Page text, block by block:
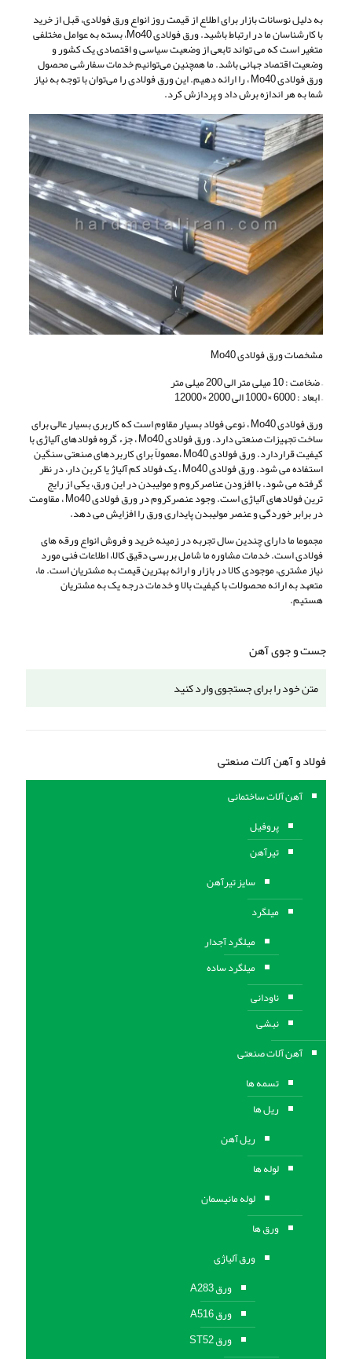
به دلیل نوسانات بازار برای اطلاع از قیمت روز انواع ورق فولادی، قبل از خرید
با کارشناسان ما در ارتباط باشید. ورق فولادی Mo40، بسته به عوامل مختلفی
متغیر است که می تواند تابعی از وضعیت سیاسی و اقتصادی یک کشور و
وضعیت اقتصاد جهانی باشد. ما همچنین می‌توانیم خدمات سفارشی محصول
ورق فولادی Mo40 ، را ارائه دهیم. این ورق فولادی را می‌توان با توجه به نیاز
شما به هر اندازه برش داد و پردازش کرد.
مشخصات ورق فولادی Mo40
– ضخامت : 10 میلی متر الی 200 میلی متر
– ابعاد : 6000 ×1000 الی 2000 ×12000
ورق فولادی Mo40 ، نوعی فولاد بسیار مقاوم است که کاربری بسیار عالی برای
ساخت تجهیزات صنعتی دارد. ورق فولادی Mo40 ، جزء گروه فولادهای آلیاژی با
کیفیت قراردارد. ورق فولادی Mo40 ،معمولاً برای کاربردهای صنعتی سنگین
استفاده می شود. ورق فولادی Mo40 ، یک فولاد کم آلیاژ یا کربن دار، در نظر
گرفته می شود. با افزودن عناصرکروم و مولیبدن در این ورق، یکی از رایج
ترین فولادهای آلیاژی است. وجود عنصرکروم در ورق فولادی Mo40 ، مقاومت
در برابر خوردگی و عنصر مولیبدن پایداری ورق را افزایش می دهد.
مجموما ما دارای چندین سال تجربه در زمینه خرید و فروش انواع ورقه های
فولادی است. خدمات مشاوره ما شامل بررسی دقیق کالا، اطلاعات فنی مورد
نیاز مشتری، موجودی کالا در بازار و ارائه بهترین قیمت به مشتریان است. ما،
متعهد به ارائه محصولات با کیفیت بالا و خدمات درجه یک به مشتریان
هستیم.
جست و جوی آهن
فولاد و آهن آلات صنعتی
آهن آلات ساختمانی
پروفیل
تیرآهن
سایز تیرآهن
میلگرد
میلگرد آجدار
میلگرد ساده
ناودانی
نبشی
آهن آلات صنعتی
تسمه ها
ریل ها
ریل آهن
لوله ها
لوله مانیسمان
ورق ها
ورق آلیاژی
ورق A283
ورق A516
ورق ST52